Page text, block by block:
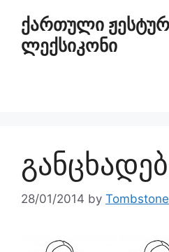
ქართული
ლექსიკონი
28/01/2014 by Tombstone